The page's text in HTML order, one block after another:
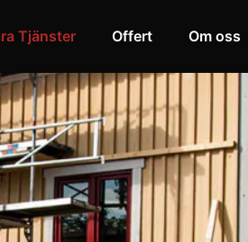
Tjänster Offert Om oss